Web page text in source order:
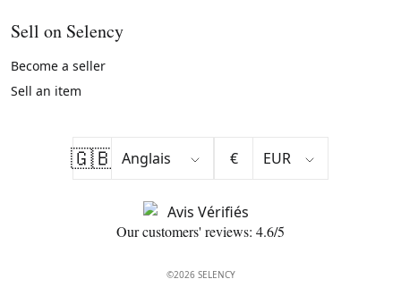
Sell on Selency
Become a seller
Sell an item
🇬🇧 €
Our customers' reviews: 4.6/5
©2026 SELENCY